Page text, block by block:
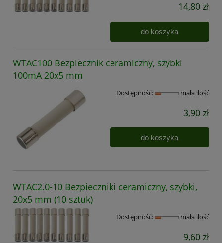
14,80 zł
do koszyka
WTAC100 Bezpiecznik ceramiczny, szybki
100mA 20x5 mm
Dostępność: mała ilość
3,90 zł
do koszyka
WTAC2.0-10 Bezpieczniki ceramiczny, szybki,
20x5 mm (10 sztuk)
Dostępność: mała ilość
9,60 zł